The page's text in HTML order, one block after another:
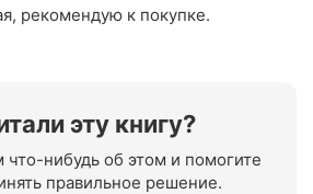
рекомендую к покупке.
эту книгу?
что-нибудь об этом и помогите
правильное решение.